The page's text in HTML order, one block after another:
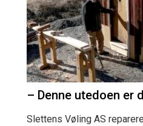
– Denne utedoen er
Slettens Vøling AS